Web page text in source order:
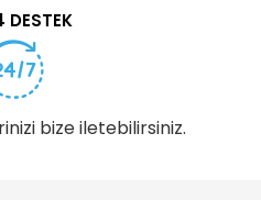
DESTEK
bize iletebilirsiniz.